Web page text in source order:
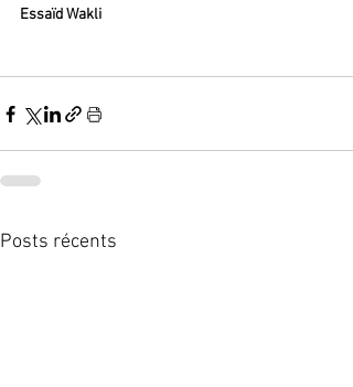
Essaïd Wakli
Posts récents